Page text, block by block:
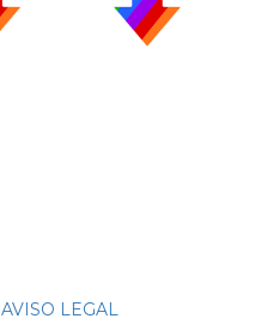
AVISO LEGAL